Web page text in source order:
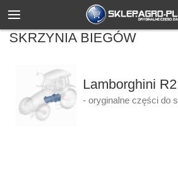
SKRZYNIA BIEGÓW
Lamborghini
- oryginalne części do